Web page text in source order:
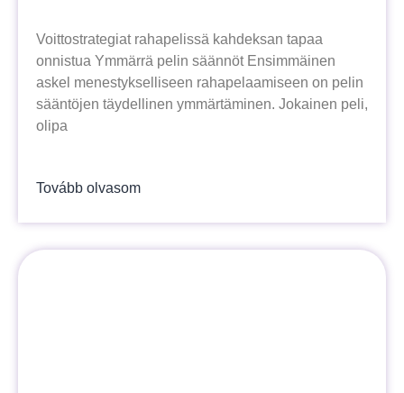
Voittostrategiat rahapelissä kahdeksan tapaa
onnistua Ymmärrä pelin säännöt Ensimmäinen
askel menestykselliseen rahapelaamiseen on pelin
sääntöjen täydellinen ymmärtäminen. Jokainen peli,
olipa
Tovább olvasom